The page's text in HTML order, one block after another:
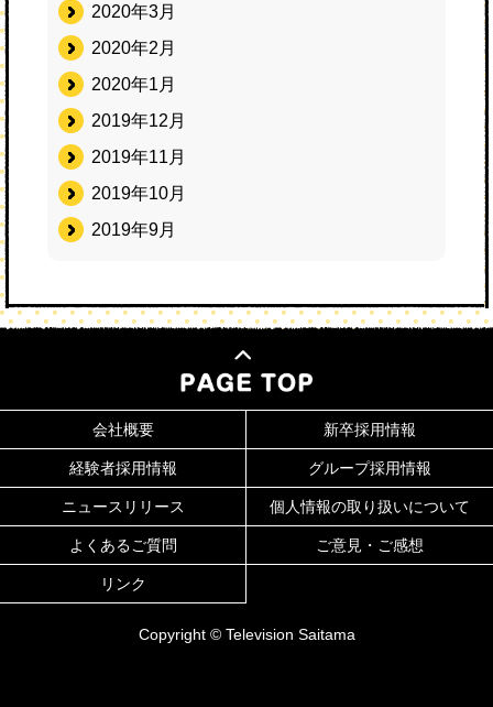
2020年3月
2020年2月
2020年1月
2019年12月
2019年11月
2019年10月
2019年9月
会社概要 新卒採用情報
経験者採用情報 グループ採用情報
ニュースリリース 個人情報の取り扱いについて
よくあるご質問 ご意見・ご感想
リンク
Copyright © Television Saitama